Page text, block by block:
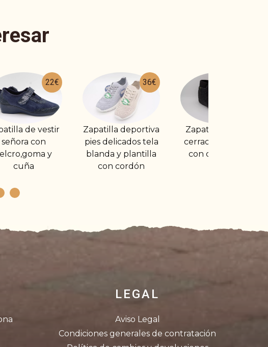
36€
Zapatilla deportiva
pies delicados tela
blanda y plantilla
con cordón
25€
Zapatilla de casa
cerrada tipo bota
con cremallera
ortopedia velcro
LEGAL
Aviso Legal
Condiciones generales de contratación